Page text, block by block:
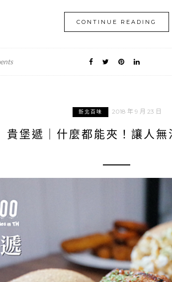
CONTINUE READING
新北百味 2018 年 9 月 23 日
貴堡遞｜什麼都能夾！讓人